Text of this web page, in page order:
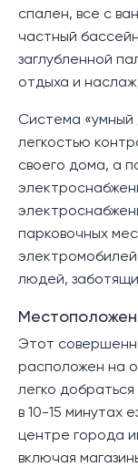
спален, все с
частный
заглубленной
отдыха и
Система «умный
легкостью
своего дома, а
парковочных
людей,
Этот
расположен на
легко
в 10-15 минутах
центре города
включая